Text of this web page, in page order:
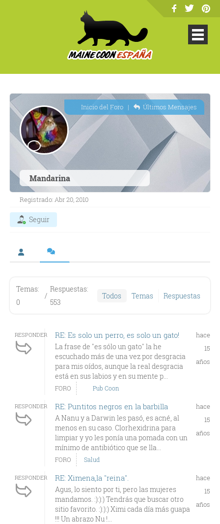
Mandarina
Inicio del Foro| Últimos Mensajes
Registrado: Abr 20, 2010
Seguir
Temas:
0
/
Respuestas:
553
Todos Temas Respuestas
RESPONDER RE: Es solo un perro, es solo un gato!
La frase de "es sólo un gato" la he
escuchado más de una vez por desgracia
para mis oídos, aunque la real desgracia
está en sus labios y en su mente p...
hace
15
años
FORO Pub Coon
RESPONDER RE: Puntitos negros en la barbilla
A Nanu y a Darwin les pasó, es acné, al
menos en su caso. Clorhexidrina para
limpiar y yo les ponía una pomada con un
mínimo de antibiótico que se lla...
hace
15
años
FORO Salud
RESPONDER RE: Ximena,la "reina".
Agus, lo siento por ti, pero las mujeres
mandamos. :):):) Tendrás que buscar otro
sitio favorito. :):):) Ximi cada día más guapa
!!! Un abrazo Nu !...
hace
15
años